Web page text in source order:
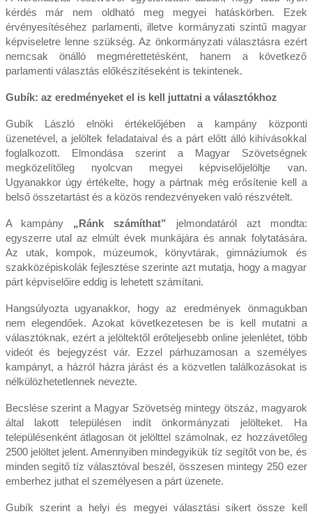
kérdés már nem oldható meg megyei hatáskörben. Ezek
érvényesítéséhez parlamenti, illetve kormányzati szintű magyar
képviseletre lenne szükség. Az önkormányzati választásra ezért
nemcsak önálló megmérettetésként, hanem a következő
parlamenti választás előkészítéseként is tekintenek.
Gubík: az eredményeket el is kell juttatni a választókhoz
Gubík László elnöki értékelőjében a kampány központi
üzenetével, a jelöltek feladataival és a párt előtt álló kihívásokkal
foglalkozott. Elmondása szerint a Magyar Szövetségnek
megközelítőleg nyolcvan megyei képviselőjelöltje van.
Ugyanakkor úgy értékelte, hogy a pártnak még erősítenie kell a
belső összetartást és a közös rendezvényeken való részvételt.
A kampány „Ránk számíthat” jelmondatáról azt mondta:
egyszerre utal az elmúlt évek munkájára és annak folytatására.
Az utak, kompok, múzeumok, könyvtárak, gimnáziumok és
szakközépiskolák fejlesztése szerinte azt mutatja, hogy a magyar
párt képviselőire eddig is lehetett számítani.
Hangsúlyozta ugyanakkor, hogy az eredmények önmagukban
nem elegendőek. Azokat következetesen be is kell mutatni a
választóknak, ezért a jelöltektől erőteljesebb online jelenlétet, több
videót és bejegyzést vár. Ezzel párhuzamosan a személyes
kampányt, a házról házra járást és a közvetlen találkozásokat is
nélkülözhetetlennek nevezte.
Becslése szerint a Magyar Szövetség mintegy ötszáz, magyarok
által lakott településen indít önkormányzati jelölteket. Ha
településenként átlagosan öt jelölttel számolnak, ez hozzávetőleg
2500 jelöltet jelent. Amennyiben mindegyikük tíz segítőt von be, és
minden segítő tíz választóval beszél, összesen mintegy 250 ezer
emberhez juthat el személyesen a párt üzenete.
Gubík szerint a helyi és megyei választási sikert össze kell